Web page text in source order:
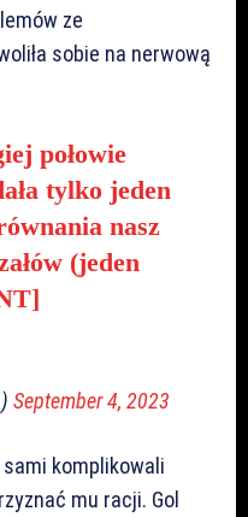
ze
sobie na nerwową
połowie
tylko jeden
nasz
(jeden
]
September 4, 2023
sami komplikowali
mu racji. Gol